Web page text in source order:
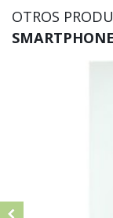
OTROS
SMARTPHONE